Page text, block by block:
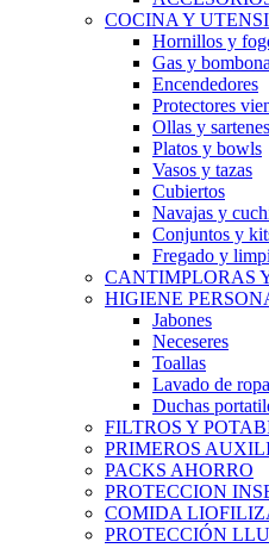
COCINA Y
Hornillos y
Gas y
Encendedores
Protectores
Ollas y sartenes
Platos y bowls
Vasos y tazas
Cubiertos
Navajas y
Conjuntos y
Fregado y
CANTIMPLORAS
HIGIENE
Jabones
Neceseres
Toallas
Lavado de ropa
Duchas
FILTROS Y
PRIMEROS
PACKS AHORRO
PROTECCION
COMIDA
PROTECCIÓN